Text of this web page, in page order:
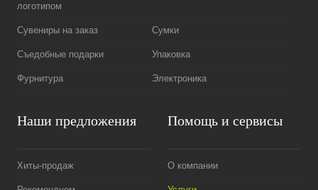
логотипом
Сувениры на заказ Сумки
Съедобные подарки Упаковка
Фурнитура Электроника
Наши предложения
Хиты-продаж
Помощь и сервисы
О компании